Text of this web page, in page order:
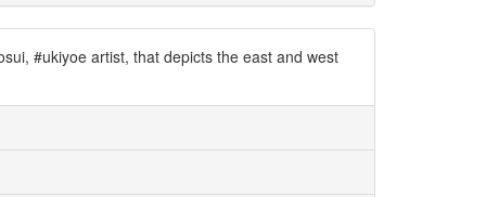
#ukiyoe artist, that depicts the east and west